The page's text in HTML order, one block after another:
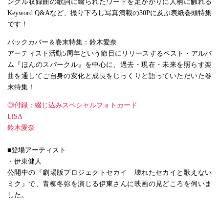
ングル収録曲の歌詞に綴られたワードを足がかりに人柄に触れる
Keyword Q&Aなど、撮り下ろし写真満載の30Pに及ぶ表紙巻頭特集
です！
バックカバー＆巻末特集：鈴木愛奈
アーティスト活動5周年という節目にリリースするベスト・アルバ
ム『ほんのスパークル』を中心に、過去・現在・未来を照らす楽
曲を通してご自身の変化と成長をじっくりと語っていただいた巻
末特集！
◎付録：綴じ込みスペシャルフォトカード
LiSA
鈴木愛奈
■登場アーティスト
・伊東健人
公開中の『劇場版プロジェクトセカイ 壊れたセカイと歌えない
ミク』で、青柳冬弥を演じる伊東さんに映画の見どころを伺いま
した。